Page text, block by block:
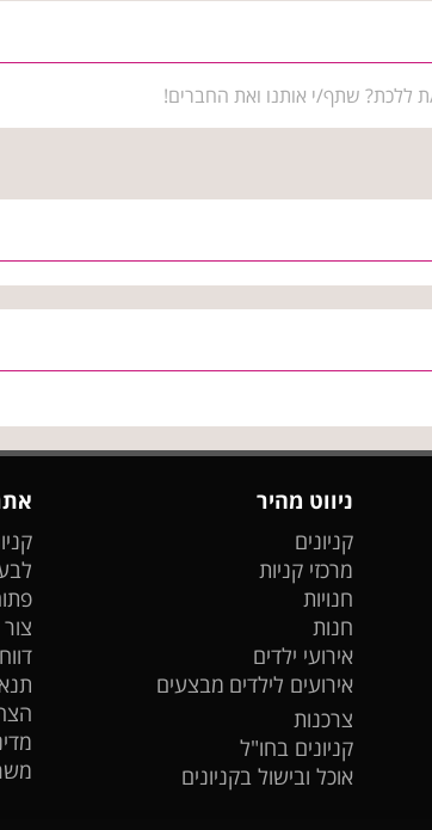
ת ללכת? שתף/י אותנו ואת החברים!
ניווט מהיר
קניונים
מרכזי קניות
חנויות
חנות
אירועי ילדים
אירועים לילדים מבצעים
צרכנות
קניונים בחו"ל
אוכל ובישול בקניונים